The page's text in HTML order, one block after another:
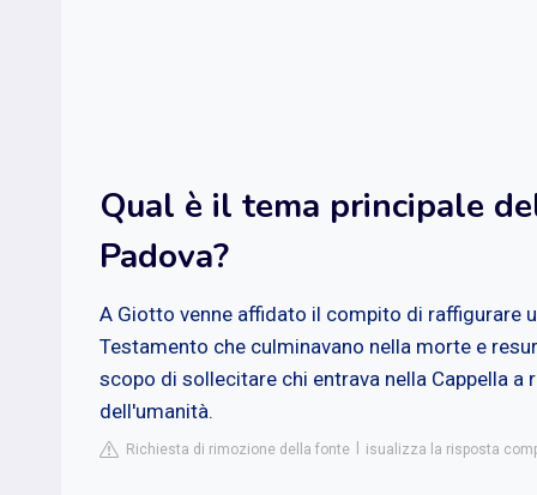
Qual è il tema principale
Padova?
A Giotto venne affidato il compito di raffigurare
Testamento che culminavano nella morte e
scopo di sollecitare chi entrava nella Cappella
dell'umanità.
Richiesta di rimozione della fonte isualizza la risposta